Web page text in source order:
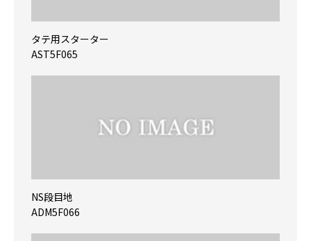
タテ用スターター
AST5F065
NS段目地
ADM5F066